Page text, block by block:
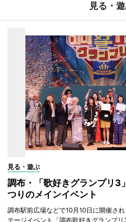
見る・
見る・遊ぶ
調布・「歌好きグランプリ
つりのメインイベント
調布駅前広場などで10月10日に開催さ
テージイベント「調布歌好きグランプ